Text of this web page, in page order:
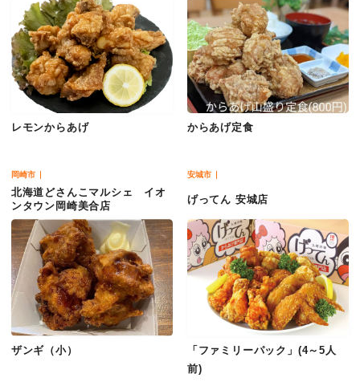
レモンからあげ からあげ定食
岡崎市
北海道どさんこマルシェ イオ
ンタウン岡崎美合店
ザンギ（小）
安城市
げってん 安城店
「ファミリーパック」(4～5人
前)